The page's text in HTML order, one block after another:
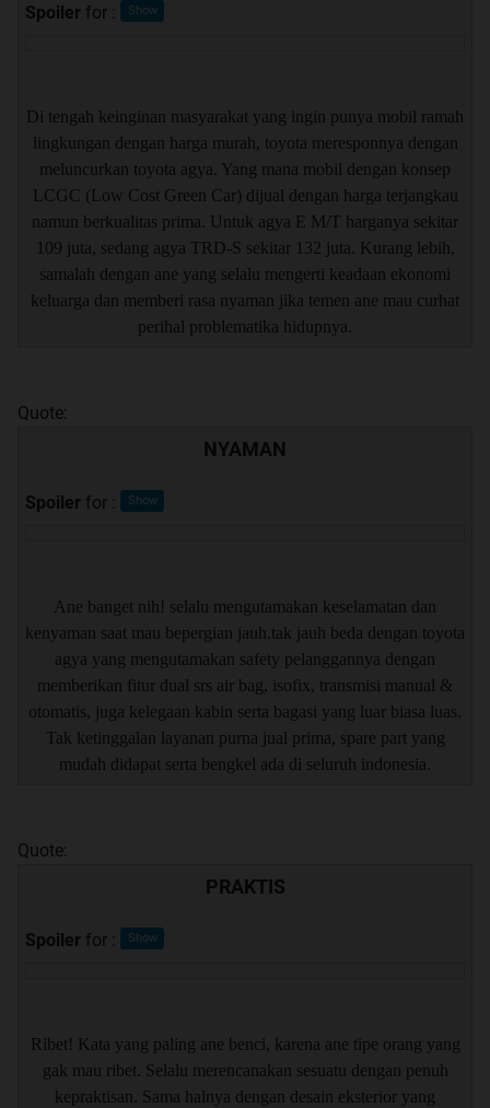
Spoiler for
Di tengah keinginan masyarakat yang ingin punya mobil ramah
lingkungan dengan harga murah, toyota meresponnya dengan
meluncurkan toyota agya. Yang mana mobil dengan konsep
LCGC (Low Cost Green Car) dijual dengan harga terjangkau
namun berkualitas prima. Untuk agya E M/T harganya sekitar
109 juta, sedang agya TRD-S sekitar 132 juta. Kurang lebih,
samalah dengan ane yang selalu mengerti keadaan ekonomi
keluarga dan memberi rasa nyaman jika temen ane mau curhat
perihal problematika hidupnya.
Quote:
NYAMAN
Spoiler for
Ane banget nih! selalu mengutamakan keselamatan dan
kenyaman saat mau bepergian jauh.tak jauh beda dengan toyota
agya yang mengutamakan safety pelanggannya dengan
memberikan fitur dual srs air bag, isofix, transmisi manual &
otomatis, juga kelegaan kabin serta bagasi yang luar biasa luas.
Tak ketinggalan layanan purna jual prima, spare part yang
mudah didapat serta bengkel ada di seluruh indonesia.
Quote:
PRAKTIS
Spoiler for
Ribet! Kata yang paling ane benci, karena ane tipe orang yang
gak mau ribet. Selalu merencanakan sesuatu dengan penuh
kepraktisan. Sama halnya dengan desain eksterior yang